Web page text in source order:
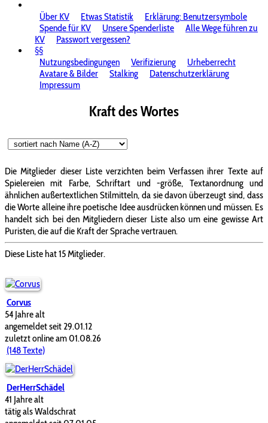
Über KV
Etwas Statistik
Erklärung: Benutzersymbole
Spende für KV
Unsere Spenderliste
Alle Wege führen zu
KV
Passwort vergessen?
§§
Nutzungsbedingungen
Verifizierung
Urheberrecht
Avatare & Bilder
Stalking
Datenschutzerklärung
Impressum
Kraft des Wortes
Die Mitglieder dieser Liste verzichten beim Verfassen ihrer Texte auf
Spielereien mit Farbe, Schriftart und -größe, Textanordnung und
ähnlichen außertextlichen Stilmitteln, da sie davon überzeugt sind, dass
die Worte alleine ihre poetische Idee ausdrücken können und müssen. Es
handelt sich bei den Mitgliedern dieser Liste also um eine gewisse Art
Puristen, die auf die Kraft der Sprache vertrauen.
Diese Liste hat 15 Mitglieder.
Corvus
54 Jahre alt
angemeldet seit 29.01.12
zuletzt online am 01.08.26
(148 Texte)
DerHerrSchädel
41 Jahre alt
tätig als Waldschrat